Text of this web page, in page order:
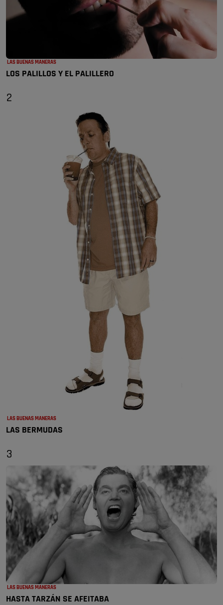
LAS BUENAS MANERAS
LOS PALILLOS Y EL PALILLERO
2
LAS BUENAS MANERAS
LAS BERMUDAS
3
LAS BUENAS MANERAS
HASTA TARZÁN SE AFEITABA